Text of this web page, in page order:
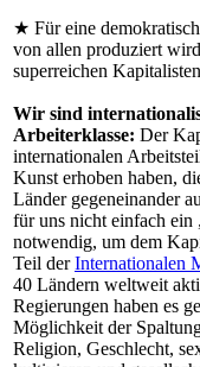
★ Für eine
von allen produziert
superreichen Kapitalisten
Wir sind
Arbeiterklasse: Der
internationalen
Kunst erhoben haben,
Länder gegeneinander
für uns nicht einfach ein
notwendig, um dem
Teil derInternationalen
40 Ländern weltweit
Regierungen haben es
Möglichkeit der
Religion, Geschlecht,